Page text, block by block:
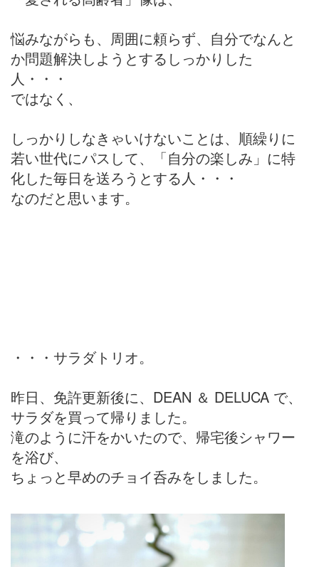
悩みながらも、周囲に頼らず、自分でなんと
か問題解決しようとするしっかりした
人・・・
ではなく、
しっかりしなきゃいけないことは、順繰りに
若い世代にパスして、「自分の楽しみ」に特
化した毎日を送ろうとする人・・・
なのだと思います。
・・・サラダトリオ。
昨日、免許更新後に、DEAN ＆ DELUCA で、
サラダを買って帰りました。
滝のように汗をかいたので、帰宅後シャワー
を浴び、
ちょっと早めのチョイ呑みをしました。